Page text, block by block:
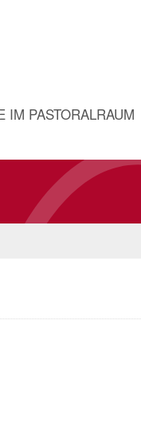
IM PASTORALRAUM